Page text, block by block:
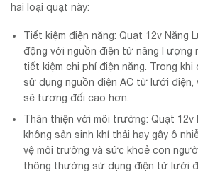
hai loại quạt này:
Tiết kiệm điện năng: Quạt 12v Năng
động với nguồn điện từ năng l ượng
tiết kiệm chi phí điện năng. Trong
sử dụng nguồn điện AC từ lưới điện,
sẽ tương đối cao hơn.
Thân thiện với môi trường: Quạt 12v
không sản sinh khí thải hay gây ô
vệ môi trường và sức khoẻ con
thông thường sử dụng điện từ lưới